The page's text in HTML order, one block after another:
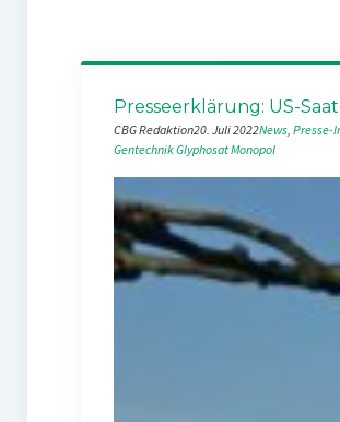
Presseerklärung: US-
CBG Redaktion20. Juli 2022News, Presse-
GentechnikGlyphosatMonopol